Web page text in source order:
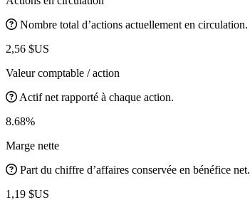
Nombre total d’actions actuellement en circulation.
2,56 $US
Valeur comptable / action
Actif net rapporté à chaque action.
8.68%
Marge nette
Part du chiffre d’affaires conservée en bénéfice net.
1,19 $US